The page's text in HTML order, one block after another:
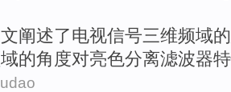
阐述了电视信号三维频域的
的角度对亮色分离滤波器